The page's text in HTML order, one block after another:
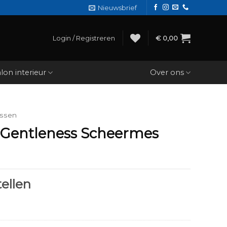
Nieuwsbrief
Login / Registreren € 0,00
interieur Over ons
Scheermes